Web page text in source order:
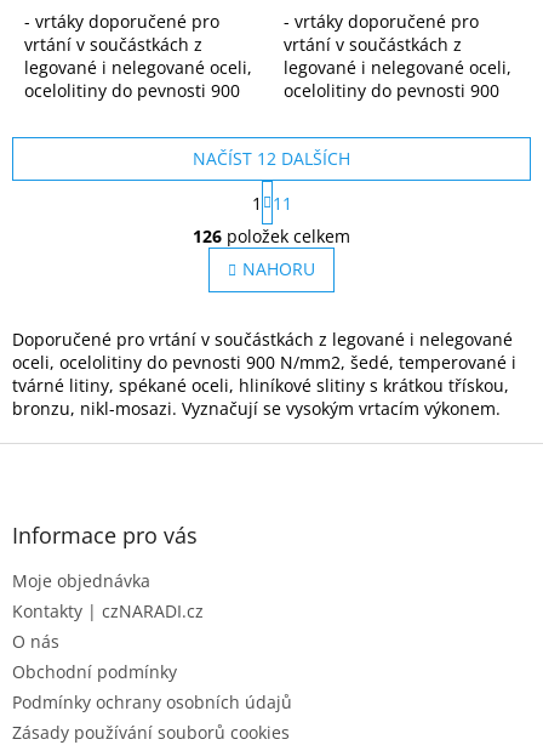
- vrtáky doporučené pro
vrtání v součástkách z
legované i nelegované oceli,
ocelolitiny do pevnosti 900
i tvárné litiny, spékané oceli,
- vrtáky doporučené pro
vrtání v součástkách z
legované i nelegované oceli,
ocelolitiny do pevnosti 900
i tvárné litiny, spékané oceli,
hliníkové...
O
v
l
á
a
c
í
p
NAČÍST 12 DALŠÍCH
S
t
r
á
n
k
v
á
n
í
1
11
126 položek celkem
NAHORU
Doporučené pro vrtání v součástkách z legované i nelegované
oceli, ocelolitiny do pevnosti 900 N/mm2, šedé, temperované i
tvárné litiny, spékané oceli, hliníkové slitiny s krátkou třískou,
bronzu, nikl-mosazi. Vyznačují se vysokým vrtacím výkonem.
Z
Informace pro vás
Moje objednávka
Kontakty | czNARADI.cz
O nás
Obchodní podmínky
Podmínky ochrany osobních údajů
Zásady používání souborů cookies